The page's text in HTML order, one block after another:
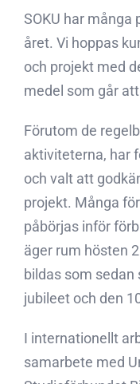
SOKU har många
året. Vi hoppas
och projekt med
medel som går
Förutom de
aktiviteterna, har
och valt att
projekt. Många
påbörjas inför
äger rum hösten
bildas som sedan
jubileet och den
I internationellt
samarbete med